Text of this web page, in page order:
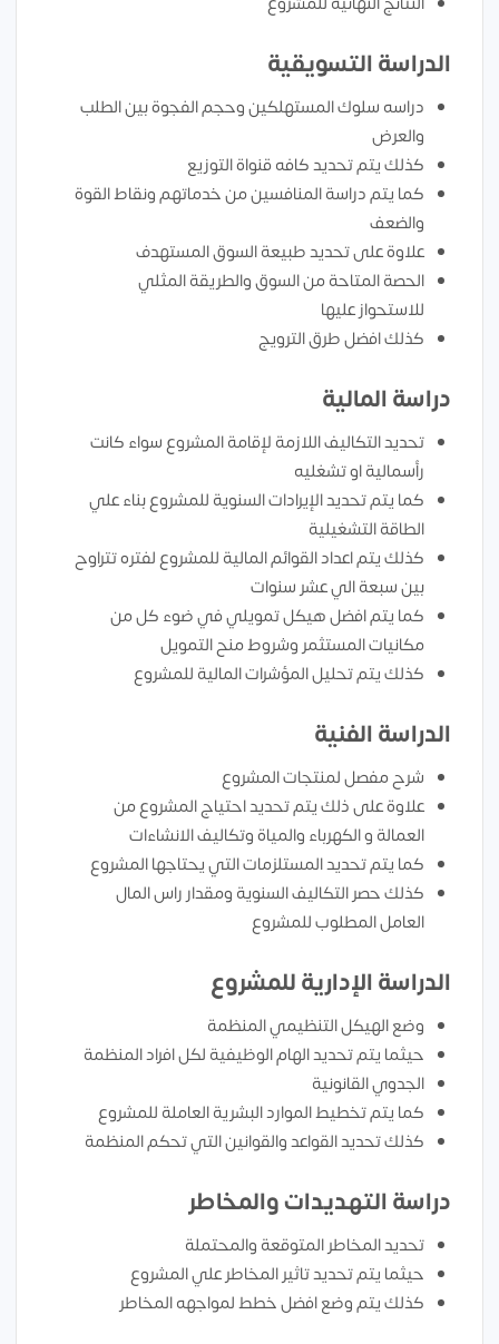
الدراسة التسويقية
دراسه سلوك المستهلكين وحجم الفجوة بين الطلب
والعرض
كذلك يتم تحديد كافه قنواة التوزيع
كما يتم دراسة المنافسين من خدماتهم ونقاط القوة
والضعف
علاوة على تحديد طبيعة السوق المستهدف
الحصة المتاحة من السوق والطريقة المثلي
للاستحواز عليها
كذلك افضل طرق الترويج
دراسة المالية
تحديد التكاليف اللازمة لإقامة المشروع سواء كانت
رأسمالية او تشغليه
كما يتم تحديد الإيرادات السنوية للمشروع بناء علي
الطاقة التشغيلية
كذلك يتم اعداد القوائم المالية للمشروع لفتره تتراوح
بين سبعة الي عشر سنوات
كما يتم افضل هيكل تمويلي في ضوء كل من
مكانيات المستثمر وشروط منح التمويل
كذلك يتم تحليل المؤشرات المالية للمشروع
الدراسة الفنية
شرح مفصل لمنتجات المشروع
علاوة على ذلك يتم تحديد احتياج المشروع من
العمالة و الكهرباء والمياة وتكاليف الانشاءات
كما يتم تحديد المستلزمات التي يحتاجها المشروع
كذلك حصر التكاليف السنوية ومقدار راس المال
العامل المطلوب للمشروع
الدراسة الإدارية للمشروع
وضع الهيكل التنظيمي المنظمة
حيثما يتم تحديد الهام الوظيفية لكل افراد المنظمة
الجدوي القانونية
كما يتم تخطيط الموارد البشرية العاملة للمشروع
كذلك تحديد القواعد والقوانين التي تحكم المنظمة
دراسة التهديدات والمخاطر
تحديد المخاطر المتوقعة والمحتملة
حيثما يتم تحديد تاثير المخاطر علي المشروع
كذلك يتم وضع افضل خطط لمواجهه المخاطر